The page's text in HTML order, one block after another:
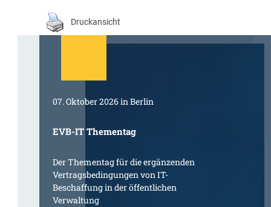
Druckansicht
07. Oktober 2026 in Berlin
EVB-IT Thementag
Der Thementag für die ergänzenden
Vertragsbedingungen von IT-
Beschaffung in der öffentlichen
Verwaltung